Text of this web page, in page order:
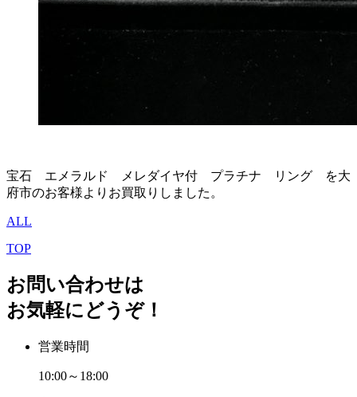
宝石 エメラルド メレダイヤ付 プラチナ リング を大
府市のお客様よりお買取りしました。
ALL
TOP
お問い合わせは
お気軽にどうぞ！
営業時間
10:00～18:00